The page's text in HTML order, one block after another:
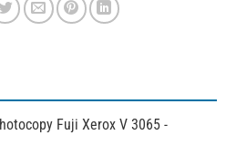
Fuji Xerox V 3065-